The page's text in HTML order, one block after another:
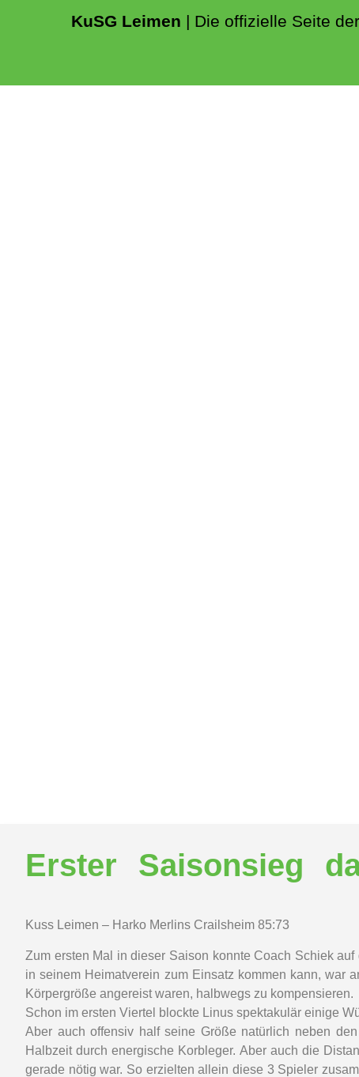
KuSG Leimen | Die offizielle Seite
Erster Saisonsieg
Kuss Leimen – Harko Merlins Crailsheim 85:73
Zum ersten Mal in dieser Saison konnte Coach Schiek
in seinem Heimatverein zum Einsatz kommen kann, war
Körpergröße angereist waren, halbwegs zu kompensieren.
Schon im ersten Viertel blockte Linus spektakulär einige
Aber auch offensiv half seine Größe natürlich neben
Halbzeit durch energische Korbleger. Aber auch die
gerade nötig war. So erzielten allein diese 3 Spieler